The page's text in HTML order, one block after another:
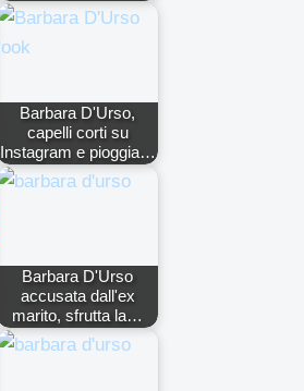
Barbara D'Urso,
capelli corti su
Instagram e pioggia…
Barbara D'Urso
accusata dall'ex
marito, sfrutta la…